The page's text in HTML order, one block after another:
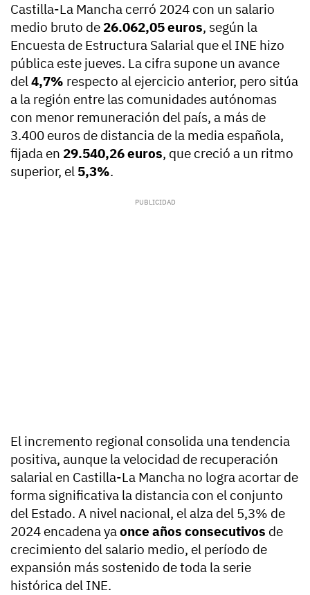
Castilla-La Mancha cerró 2024 con un salario
medio bruto de 26.062,05 euros, según la
Encuesta de Estructura Salarial que el INE hizo
pública este jueves. La cifra supone un avance
del4,7% respecto al ejercicio anterior, pero sitúa
a la región entre las comunidades autónomas
con menor remuneración del país, a más de
3.400 euros de distancia de la media española,
fijada en 29.540,26 euros, que creció a un ritmo
superior, el 5,3%.
El incremento regional consolida una tendencia
positiva, aunque la velocidad de recuperación
salarial en Castilla-La Mancha no logra acortar de
forma significativa la distancia con el conjunto
del Estado. A nivel nacional, el alza del 5,3% de
2024 encadena yaonce años consecutivos de
crecimiento del salario medio, el período de
expansión más sostenido de toda la serie
histórica del INE.